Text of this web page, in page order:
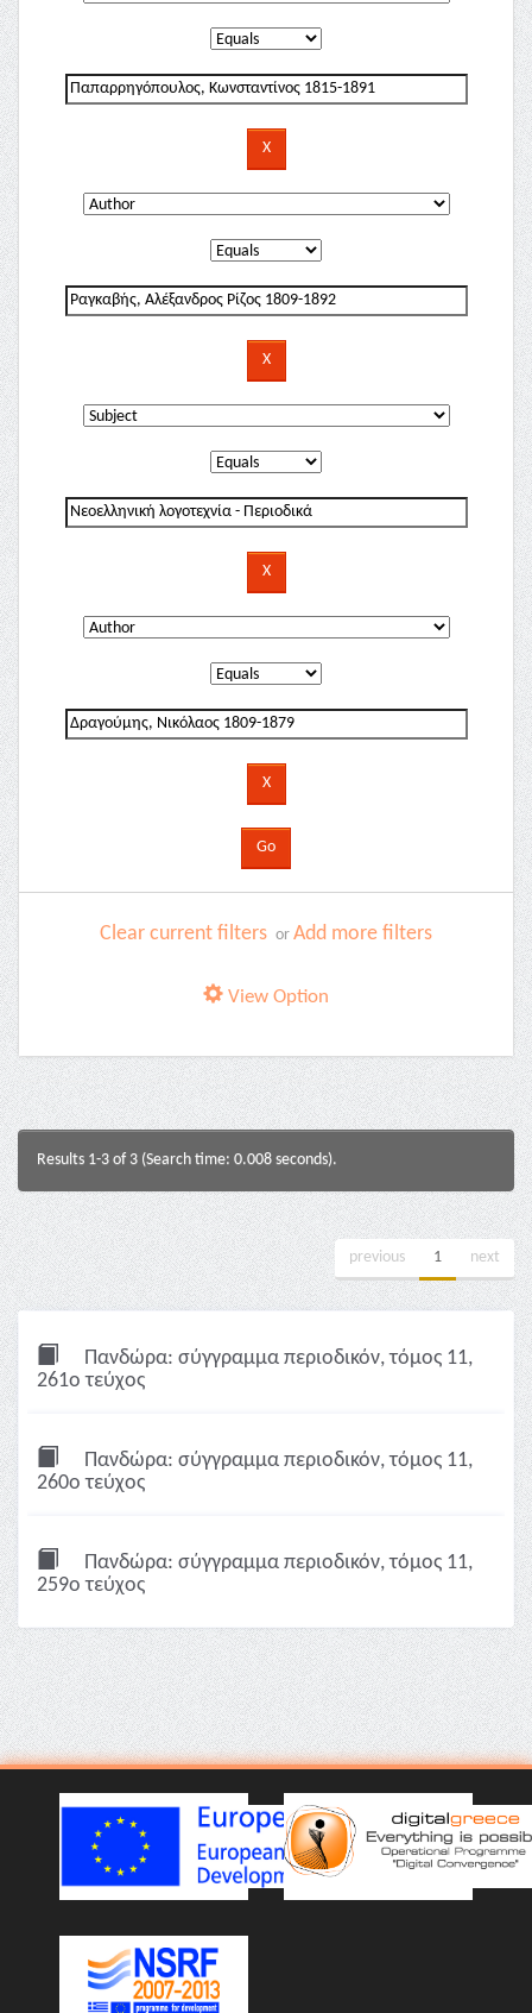
Clear current filters or Add more filters
View Option
Results 1-3 of 3 (Search time: 0.008 seconds).
previous 1 next
Πανδώρα: σύγγραμμα περιοδικόν, τόμος 11,
261ο τεύχος
Πανδώρα: σύγγραμμα περιοδικόν, τόμος 11,
260ο τεύχος
Πανδώρα: σύγγραμμα περιοδικόν, τόμος 11,
259ο τεύχος